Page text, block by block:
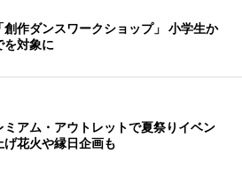
創作ダンスワークショップ」 小学生か
を対象に
ミアム・アウトレットで夏祭りイベン
花火や縁日企画も